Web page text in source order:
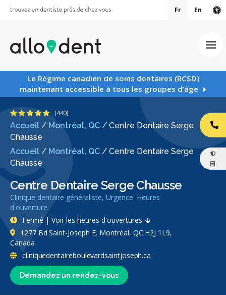
Fr En
Le Régime canadien de soins dentaires (RCSD)
maintenant accessible à tous les groupes d’âge
Accueil / Montréal, QC / Centre Dentaire Serge
Chausse
Accueil / Montréal, QC / Centre Dentaire Serge
Chausse
Centre Dentaire Serge Chausse
Clinique dentaire généraliste, Urgence: Heures
d'ouverture
4.9 étoiles
(440)
Demandez un rendez-vous
Fermé | Voir les heures d'ouvertures
1277 Bd Saint-Joseph E, Montréal, QC H2J 1L9,
Canada
cliniquedentaireboulevardsaintjoseph.ca